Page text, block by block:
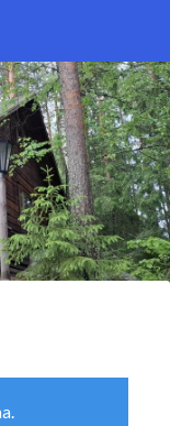
Taivaltajat ry